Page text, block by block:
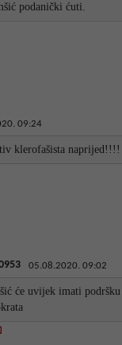
podanički ćuti.
09:24
klerofašista naprijed!!!!
05.08.2020. 09:02
će uvijek imati